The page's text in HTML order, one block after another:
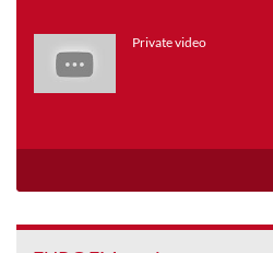
Private video